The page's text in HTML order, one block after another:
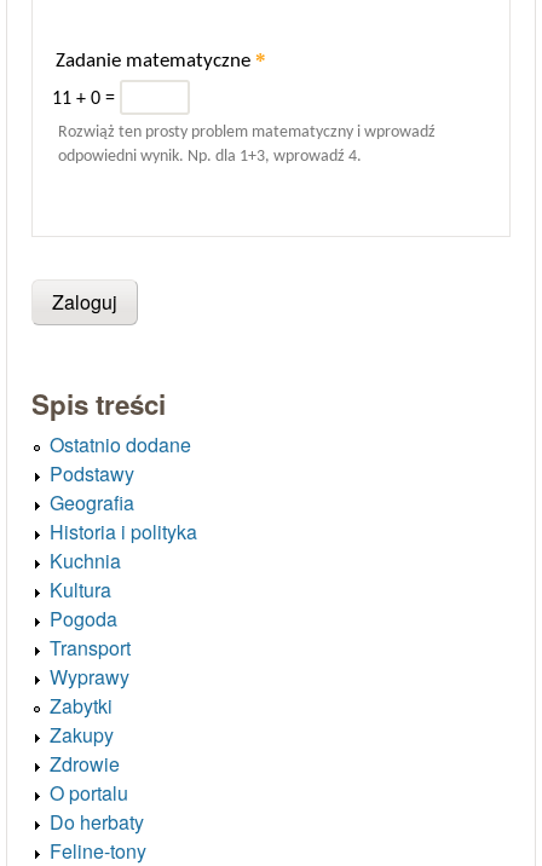
Zadanie matematyczne *
11 + 0 =
Rozwiąż ten prosty problem matematyczny i wprowadź
odpowiedni wynik. Np. dla 1+3, wprowadź 4.
Spis treści
Ostatnio dodane
Podstawy
Geografia
Historia i polityka
Kuchnia
Kultura
Pogoda
Transport
Wyprawy
Zabytki
Zakupy
Zdrowie
O portalu
Do herbaty
Feline-tony